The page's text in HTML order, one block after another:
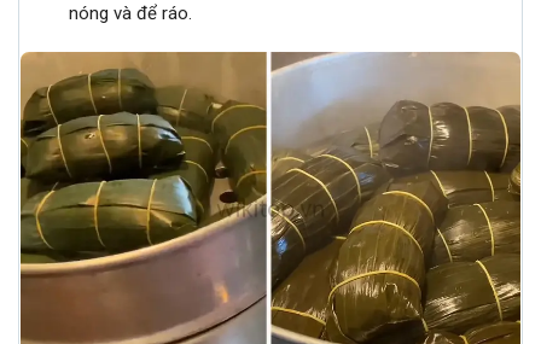
nóng và để ráo.